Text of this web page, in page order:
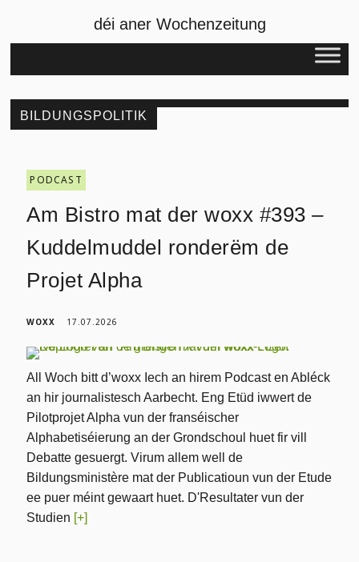
déi aner Wochenzeitung
BILDUNGSPOLITIK
PODCAST
Am Bistro mat der woxx #393 –
Kuddelmuddel ronderëm de
Projet Alpha
WOXX 17.07.2026
All Woch bitt d’woxx Iech an hirem Podcast en Abléck
an hir journalistesch Aarbecht. Eng Etüd iwwert de
Pilotprojet Alpha vun der franséischer
Alphabetiséierung an der Grondschoul huet fir vill
Debatte gesuergt. Virum allem well de
Bildungsministère mat der Publicatioun vun der Etude
ee puer méint gewaart huet. D'Resultater vun der
Studien [+]